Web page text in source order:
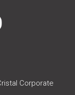
Corporate